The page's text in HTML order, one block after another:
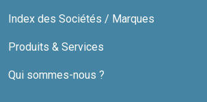
Index des Sociétés / Marques
Produits & Services
Qui sommes-nous ?